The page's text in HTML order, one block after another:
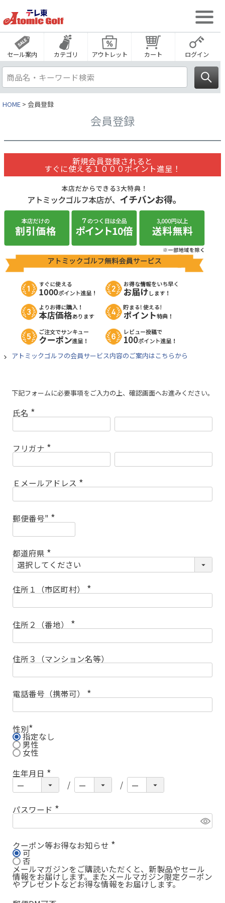
セール案内 カテゴリ アウトレット カート ログイン
HOME 会員登録
会員登録
新規会員登録されると
すぐに使える１０００ポイント進呈！
アトミックゴルフの会員サービス内容のご案内はこちらから
下記フォームに必要事項をご入力の上、確認画面へお進みください。
氏名
(
必
)
フリガナ
(
必
)
Ｅメールアドレス
(
必
郵便番号"
(
必
都道府県
(
必
)
住所１（市区町村）
(
必
住所２（番地）
(
必
)
住所３（マンション名等）
電話番号（携帯可）
(
必
性別
(
必
須
)
指定なし
男性
女性
生年月日
(
必
)
パスワード
(
)
クーポン等お得なお知らせ
須
)
可
否
メールマガジンをご購読いただくと、新製品やセール
情報をお届けします。またメールマガジン限定クーポン
やプレゼントなどお得な情報をお届けします。